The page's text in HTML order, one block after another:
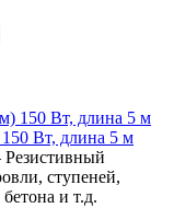
Вт, длина 5 м
ступеней,
и т.д.